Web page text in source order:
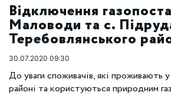
Відключення
Маловоди та с.
Теребовлянського
30.07.2020 09:30
До уваги споживачів, які проживають
районі та користуються природним